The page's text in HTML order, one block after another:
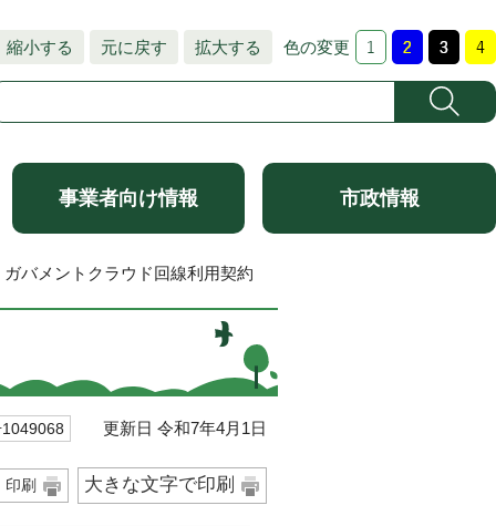
縮小する 元に戻す 拡大する 色の変更
事業者向け情報 市政情報
バメントクラウド回線利用契約
更新日 令和7年4月1日
印刷 大きな文字で印刷